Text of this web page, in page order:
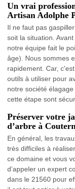
Un vrai
Artisan Adolphe
Il ne faut pas
soit la situation.
notre équipe fait le
âge). Nous sommes
rapidement. Car,
outils à utiliser pour
notre société
cette étape sont
Préserver votre
d’arbre à
En général, les
très difficiles à
ce domaine et vous
d’appeler un expert
dans le 21560 pour